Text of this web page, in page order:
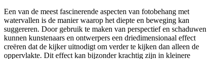
Een van de meest fascinerende aspecten van fotobehang met
watervallen is de manier waarop het diepte en beweging kan
suggereren. Door gebruik te maken van perspectief en schaduwen
kunnen kunstenaars en ontwerpers een driedimensionaal effect
creëren dat de kijker uitnodigt om verder te kijken dan alleen de
oppervlakte. Dit effect kan bijzonder krachtig zijn in kleinere